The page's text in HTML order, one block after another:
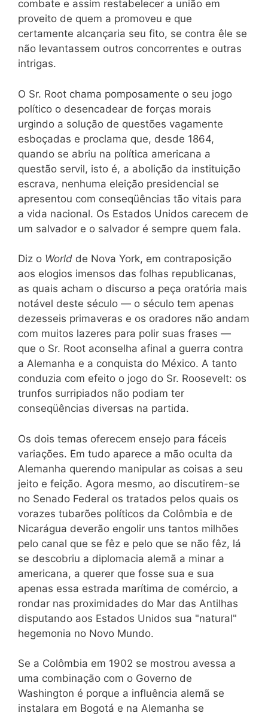
combate e assim restabelecer a união em
proveito de quem a promoveu e que
certamente alcançaria seu fito, se contra êle se
não levantassem outros concorrentes e outras
intrigas.
O Sr. Root chama pomposamente o seu jogo
político o desencadear de forças morais
urgindo a solução de questões vagamente
esboçadas e proclama que, desde 1864,
quando se abriu na política americana a
questão servil, isto é, a abolição da instituição
escrava, nenhuma eleição presidencial se
apresentou com conseqüências tão vitais para
a vida nacional. Os Estados Unidos carecem de
um salvador e o salvador é sempre quem fala.
Diz o World de Nova York, em contraposição
aos elogios imensos das folhas republicanas,
as quais acham o discurso a peça oratória mais
notável deste século — o século tem apenas
dezesseis primaveras e os oradores não andam
com muitos lazeres para polir suas frases —
que o Sr. Root aconselha afinal a guerra contra
a Alemanha e a conquista do México. A tanto
conduzia com efeito o jogo do Sr. Roosevelt: os
trunfos surripiados não podiam ter
conseqüências diversas na partida.
Os dois temas oferecem ensejo para fáceis
variações. Em tudo aparece a mão oculta da
Alemanha querendo manipular as coisas a seu
jeito e feição. Agora mesmo, ao discutirem-se
no Senado Federal os tratados pelos quais os
vorazes tubarões políticos da Colômbia e de
Nicarágua deverão engolir uns tantos milhões
pelo canal que se fêz e pelo que se não fêz, lá
se descobriu a diplomacia alemã a minar a
americana, a querer que fosse sua e sua
apenas essa estrada marítima de comércio, a
rondar nas proximidades do Mar das Antilhas
disputando aos Estados Unidos sua "natural"
hegemonia no Novo Mundo.
Se a Colômbia em 1902 se mostrou avessa a
uma combinação com o Governo de
Washington é porque a influência alemã se
instalara em Bogotá e na Alemanha se